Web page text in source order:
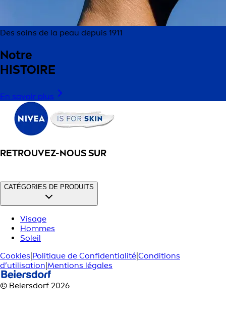
Des soins de la peau depuis 1911
Notre
HISTOIRE
En savoir plus
RETROUVEZ-NOUS SUR
CATÉGORIES DE PRODUITS
Visage
Hommes
Soleil
Cookies|Politique de Confidentialité|Conditions
d’utilisation|Mentions légales
© Beiersdorf 2026